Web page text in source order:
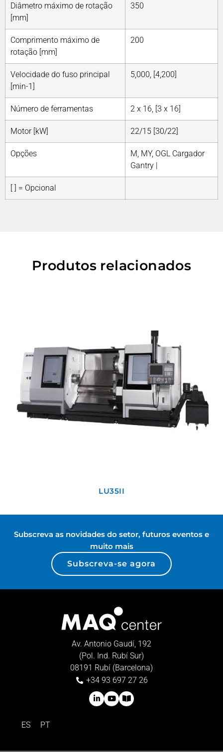
Diâmetro máximo de rotação
[mm]
350
Comprimento máximo de
rotação [mm]
200
Velocidade do fuso principal
[min-1]
5,000, [4,200]
Número de ferramentas 2 x 16, [3 x 16]
Motor [kW] 22/15 [30/22]
Opções
M, MY, OGL Cargador
Gantry |
[ ] = Opcional
Produtos relacionados
LU35II
Subscreva as novidades do setor, futuros eventos e
muito mais
Subscreva-se agora
Av. Antonio Gaudí, 192
(Pol. Ind. Rubí Sur)
08191 Rubí (Barcelona)
+34 93 697 27 26
ES PT